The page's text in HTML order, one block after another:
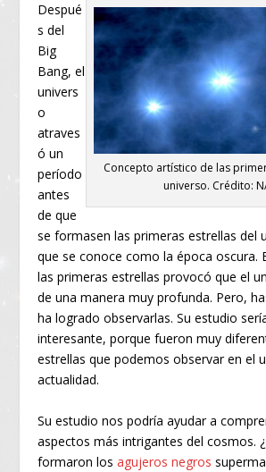
Concepto artístico de las
universo. Crédito:
Despué
s del
Big
Bang, el
univers
o
atraves
ó un
período
antes
de que
se formasen las primeras estrellas del
que se conoce como la época oscura.
las primeras estrellas provocó que el
de una manera muy profunda. Pero,
ha logrado observarlas. Su estudio
interesante, porque fueron muy
estrellas que podemos observar en el
actualidad.
Su estudio nos podría ayudar a
aspectos más intrigantes del cosmos.
formaron losagujeros negros